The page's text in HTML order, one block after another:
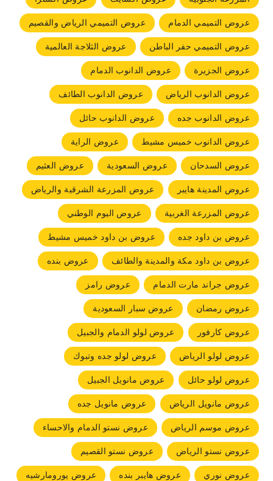
عروض التميمي الدمام
عروض التميمي الرياض والقصيم
عروض التميمي حفر الباطن
عروض الثلاجة العالمية
عروض الجزيرة
عروض الدانوب الدمام
عروض الدانوب الرياض
عروض الدانوب الطائف
عروض الدانوب جده
عروض الدانوب حائل
عروض الدانوب خميس مشيط
عروض الراية
عروض السدحان
عروض السعودية
عروض العثيم
عروض المدينة هايبر
عروض المزرعة الشرقية والرياض
عروض المزرعة الغربية
عروض اليوم الوطني
عروض بن داود جده
عروض بن داود خميس مشيط
عروض بن داود مكة والمدينة والطائف
عروض بنده
عروض جراند مارت الدمام
عروض رامز
عروض رمضان
عروض سبار السعودية
عروض كارفور
عروض لولو الدمام والجبيل
عروض لولو الرياض
عروض لولو جده وتبوك
عروض لولو حائل
عروض مانويل الجبيل
عروض مانويل الرياض
عروض مانويل جده
عروض موسم الرياض
عروض نستو الدمام والاحساء
عروض نستو الرياض
عروض نستو القصيم
عروض نوري
عروض هايبر بنده عروض يورومارشيه